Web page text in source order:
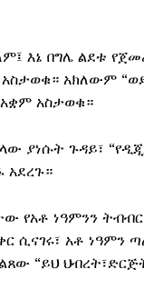
እኔ በግሌ ልደቱ
አክለውም
አስታወቁ።
ያነሱት ጉዳይ፣
አደረጉ።
የአቶ ነዓምንን
ሲናገሩ፣ አቶ ነዓምን
“ይህ